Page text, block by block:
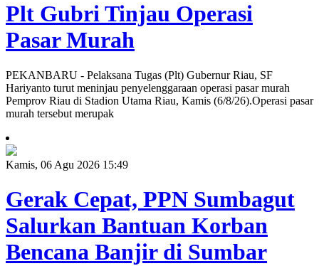
Plt Gubri Tinjau Operasi
Pasar Murah
PEKANBARU - Pelaksana Tugas (Plt) Gubernur Riau, SF
Hariyanto turut meninjau penyelenggaraan operasi pasar murah
Pemprov Riau di Stadion Utama Riau, Kamis (6/8/26).Operasi pasar
murah tersebut merupak
Kamis, 06 Agu 2026 15:49
Gerak Cepat, PPN Sumbagut
Salurkan Bantuan Korban
Bencana Banjir di Sumbar